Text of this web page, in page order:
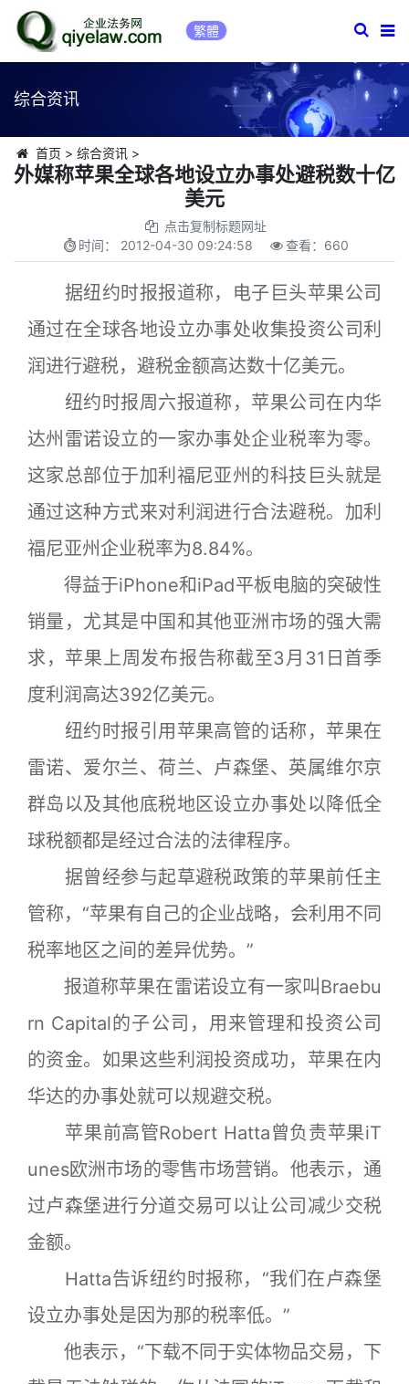
繁體
综合资讯
首页 > 综合资讯>
外媒称苹果全球各地设立办事处避税数十亿
美元
点击复制标题网址
时间： 2012-04-30 09:24:58 查看： 660
据纽约时报报道称，电子巨头苹果公司
通过在全球各地设立办事处收集投资公司利
润进行避税，避税金额高达数十亿美元。
纽约时报周六报道称，苹果公司在内华
达州雷诺设立的一家办事处企业税率为零。
这家总部位于加利福尼亚州的科技巨头就是
通过这种方式来对利润进行合法避税。加利
福尼亚州企业税率为8.84%。
得益于iPhone和iPad平板电脑的突破性
销量，尤其是中国和其他亚洲市场的强大需
求，苹果上周发布报告称截至3月31日首季
度利润高达392亿美元。
纽约时报引用苹果高管的话称，苹果在
雷诺、爱尔兰、荷兰、卢森堡、英属维尔京
群岛以及其他底税地区设立办事处以降低全
球税额都是经过合法的法律程序。
据曾经参与起草避税政策的苹果前任主
管称，“苹果有自己的企业战略，会利用不同
税率地区之间的差异优势。”
报道称苹果在雷诺设立有一家叫Braebu
rn Capital的子公司，用来管理和投资公司
的资金。如果这些利润投资成功，苹果在内
华达的办事处就可以规避交税。
苹果前高管Robert Hatta曾负责苹果iT
unes欧洲市场的零售市场营销。他表示，通
过卢森堡进行分道交易可以让公司减少交税
金额。
Hatta告诉纽约时报称，“我们在卢森堡
设立办事处是因为那的税率低。”
他表示，“下载不同于实体物品交易，下